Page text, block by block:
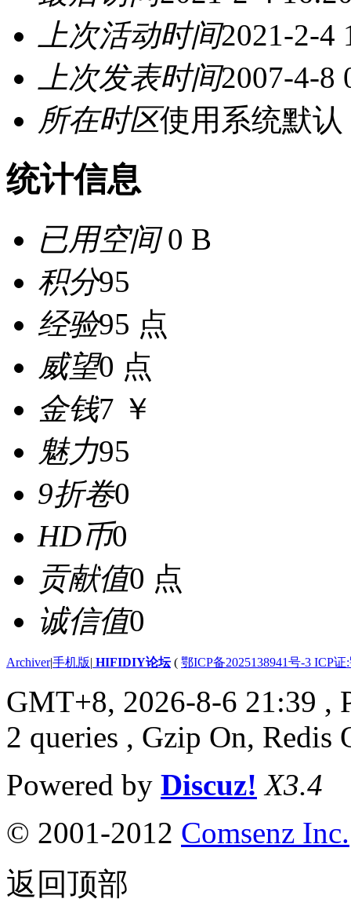
上次活动时间2021-2-4
上次发表时间2007-4-8
所在时区使用系统默认
统计信息
已用空间0 B
积分95
经验95 点
威望0 点
金钱7 ￥
魅力95
9折卷0
HD币0
贡献值0 点
诚信值0
Archiver|手机版| HIFIDIY论坛( 鄂ICP备2025138941号-3 ICP
GMT+8, 2026-8-6 21:39 ,
2 queries , Gzip On, Redis
Powered by Discuz! X3.4
© 2001-2012 Comsenz Inc.
返回顶部